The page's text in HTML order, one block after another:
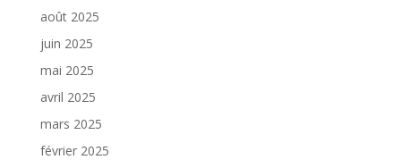
août 2025
juin 2025
mai 2025
avril 2025
mars 2025
février 2025